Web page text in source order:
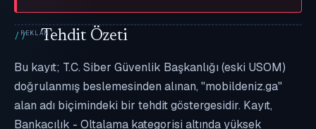
Tehdit Özeti
Bu kayıt; T.C. Siber Güvenlik Başkanlığı (eski USOM)
doğrulanmış beslemesinden alınan, "mobildeniz.ga"
alan adı biçimindeki bir tehdit göstergesidir. Kayıt,
Bankacılık - Oltalama kategorisi altında yüksek